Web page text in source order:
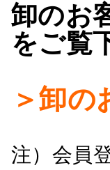
卸のお
をご覧
＞卸の
注）会員